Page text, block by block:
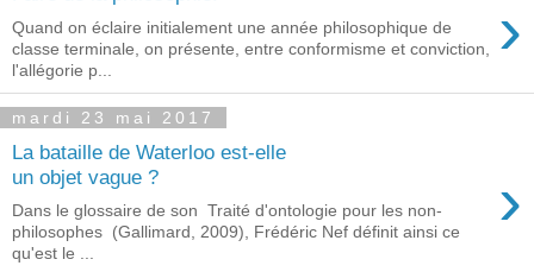
›
Quand on éclaire initialement une année philosophique de
classe terminale, on présente, entre conformisme et conviction,
l'allégorie p...
mardi 23 mai 2017
La bataille de Waterloo est-elle
un objet vague ?
›
Dans le glossaire de son Traité d'ontologie pour les non-
philosophes (Gallimard, 2009), Frédéric Nef définit ainsi ce
qu'est le ...